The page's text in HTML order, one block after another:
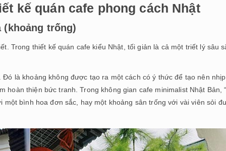
kế quán cafe phong cách Nhật
(khoảng trống)
Trong thiết kế quán cafe kiểu Nhật, tối giản là cả một triết lý sâu
là khoảng không được tạo ra một cách có ý thức để tạo nên nhịp
thiện bức tranh. Trong không gian cafe minimalist Nhật Bản,
bình hoa đơn sắc, hay một khoảng sân trống với vài viên sỏi